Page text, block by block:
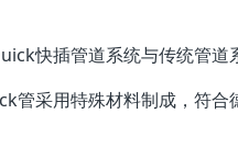
快插管道系统与传统管道
管采用特殊材料制成，符合